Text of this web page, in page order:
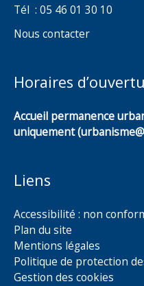
Tél : 05 46 01 30 10
Nous contacter
Horaires
Accueil permanence
uniquement
Liens
Accessibilité : non
Plan du site
Mentions légales
Politique de protection
Gestion des cookies